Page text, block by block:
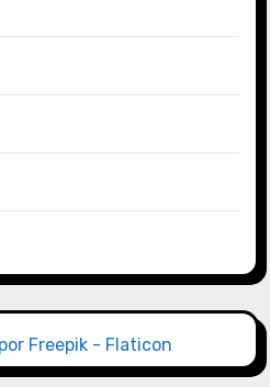
Freepik - Flaticon